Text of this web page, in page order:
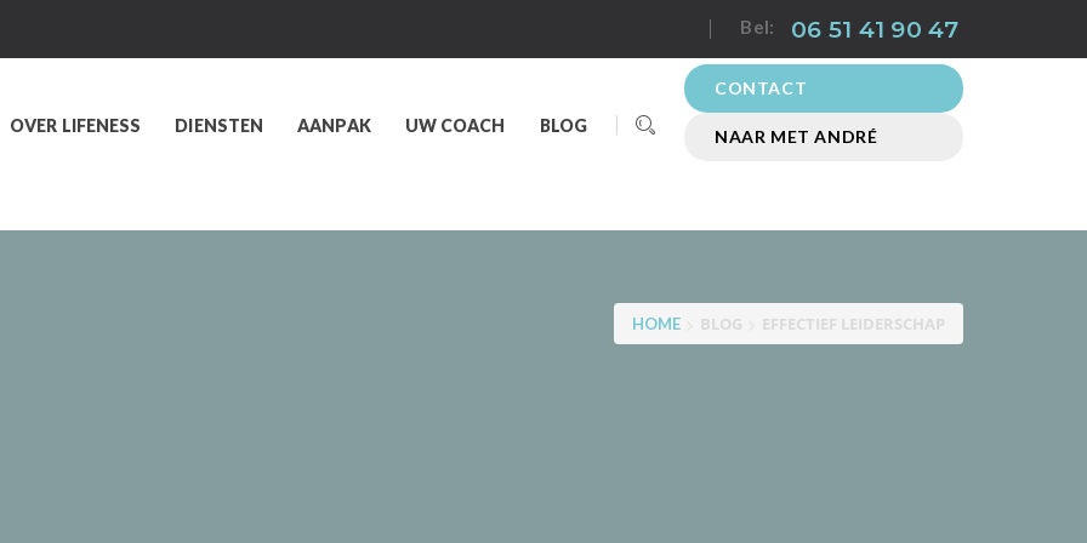
Bel: 06 51 41 90 47
OVER LIFENESS DIENSTEN AANPAK UW COACH BLOG
CONTACT
NAAR MET ANDRÉ
HOME BLOG EFFECTIEF LEIDERSCHAP